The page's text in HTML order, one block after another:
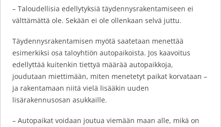
– Taloudellisia edellytyksiä täydennysrakentamiseen ei
välttämättä ole. Sekään ei ole ollenkaan selvä juttu.
Täydennysrakentamisen myötä saatetaan menettää
esimerkiksi osa taloyhtiön autopaikoista. Jos kaavoitus
edellyttää kuitenkin tiettyä määrää autopaikkoja,
joudutaan miettimään, miten menetetyt paikat korvataan –
ja rakentamaan niitä vielä lisääkin uuden
lisärakennusosan asukkaille.
– Autopaikat voidaan joutua viemään maan alle, mikä on